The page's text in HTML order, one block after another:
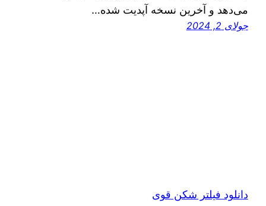
می‌دهد و آخرین نسخه آپدیت شده…
جولای 2, 2024
دانلود فیلتر شکن قوی